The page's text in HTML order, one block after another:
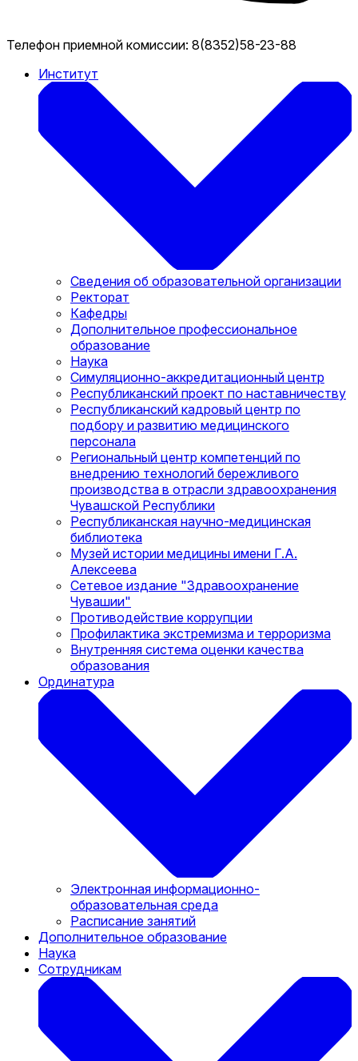
Телефон приемной комиссии: 8(8352)58-23-88
Институт
Сведения об образовательной организации
Ректорат
Кафедры
Дополнительное профессиональное
образование
Наука
Симуляционно-аккредитационный центр
Республиканский проект по наставничеству
Республиканский кадровый центр по
подбору и развитию медицинского
персонала
Региональный центр компетенций по
внедрению технологий бережливого
производства в отрасли здравоохранения
Чувашской Республики
Республиканская научно-медицинская
библиотека
Музей истории медицины имени Г.А.
Алексеева
Сетевое издание "Здравоохранение
Чувашии"
Противодействие коррупции
Профилактика экстремизма и терроризма
Внутренняя система оценки качества
образования
Ординатура
Электронная информационно-
образовательная среда
Расписание занятий
Дополнительное образование
Наука
Сотрудникам